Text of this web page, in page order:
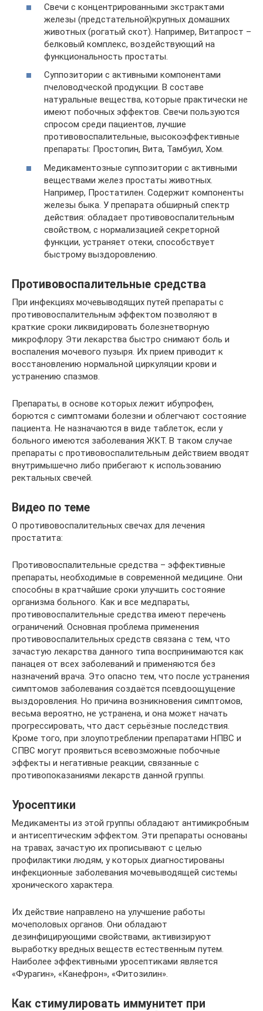
Свечи с концентрированными экстрактами
железы (предстательной)крупных домашних
животных (рогатый скот). Например, Витапрост –
белковый комплекс, воздействующий на
функциональность простаты.
Суппозитории с активными компонентами
пчеловодческой продукции. В составе
натуральные вещества, которые практически не
имеют побочных эффектов. Свечи пользуются
спросом среди пациентов, лучшие
противовоспалительные, высокоэффективные
препараты: Простопин, Вита, Тамбуил, Хом.
Медикаментозные суппозитории с активными
веществами желез простаты животных.
Например, Простатилен. Содержит компоненты
железы быка. У препарата обширный спектр
действия: обладает противовоспалительным
свойством, с нормализацией секреторной
функции, устраняет отеки, способствует
быстрому выздоровлению.
Противовоспалительные средства
При инфекциях мочевыводящих путей препараты с
противовоспалительным эффектом позволяют в
краткие сроки ликвидировать болезнетворную
микрофлору. Эти лекарства быстро снимают боль и
воспаления мочевого пузыря. Их прием приводит к
восстановлению нормальной циркуляции крови и
устранению спазмов.
Препараты, в основе которых лежит ибупрофен,
борются с симптомами болезни и облегчают состояние
пациента. Не назначаются в виде таблеток, если у
больного имеются заболевания ЖКТ. В таком случае
препараты с противовоспалительным действием вводят
внутримышечно либо прибегают к использованию
ректальных свечей.
Видео по теме
О противовоспалительных свечах для лечения
простатита:
Противовоспалительные средства – эффективные
препараты, необходимые в современной медицине. Они
способны в кратчайшие сроки улучшить состояние
организма больного. Как и все медпараты,
противовоспалительные средства имеют перечень
ограничений. Основная проблема применения
противовоспалительных средств связана с тем, что
зачастую лекарства данного типа воспринимаются как
панацея от всех заболеваний и применяются без
назначений врача. Это опасно тем, что после устранения
симптомов заболевания создаётся псевдоощущение
выздоровления. Но причина возникновения симптомов,
весьма вероятно, не устранена, и она может начать
прогрессировать, что даст серьёзные последствия.
Кроме того, при злоупотреблении препаратами НПВС и
СПВС могут проявиться всевозможные побочные
эффекты и негативные реакции, связанные с
противопоказаниями лекарств данной группы.
Уросептики
Медикаменты из этой группы обладают антимикробным
и антисептическим эффектом. Эти препараты основаны
на травах, зачастую их прописывают с целью
профилактики людям, у которых диагностированы
инфекционные заболевания мочевыводящей системы
хронического характера.
Их действие направлено на улучшение работы
мочеполовых органов. Они обладают
дезинфицирующими свойствами, активизируют
выработку вредных веществ естественным путем.
Наиболее эффективными уросептиками является
«Фурагин», «Канефрон», «Фитозилин».
Как стимулировать иммунитет при